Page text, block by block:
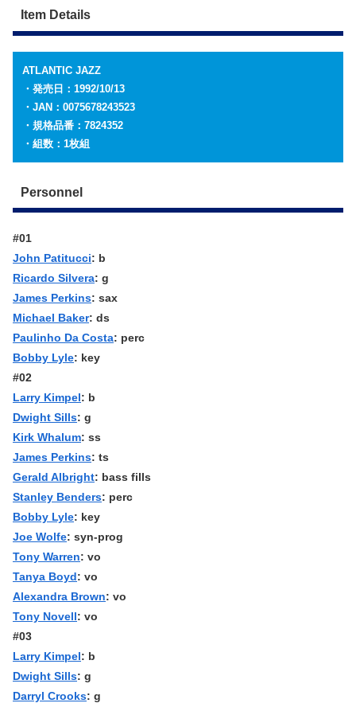
Item Details
ATLANTIC JAZZ
・発売日：1992/10/13
・JAN：0075678243523
・規格品番： 7824352
・組数：1枚組
Personnel
#01
John Patitucci: b
Ricardo Silvera: g
James Perkins: sax
Michael Baker: ds
Paulinho Da Costa: perc
Bobby Lyle: key
#02
Larry Kimpel: b
Dwight Sills: g
Kirk Whalum: ss
James Perkins: ts
Gerald Albright: bass fills
Stanley Benders: perc
Bobby Lyle: key
Joe Wolfe: syn-prog
Tony Warren: vo
Tanya Boyd: vo
Alexandra Brown: vo
Tony Novell: vo
#03
Larry Kimpel: b
Dwight Sills: g
Darryl Crooks: g